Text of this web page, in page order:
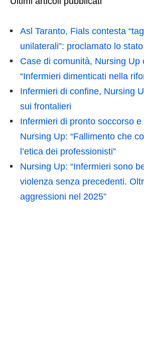
Asl Taranto, Fials contesta
unilaterali”: proclamato lo
Case di comunità, Nursing Up
“Infermieri dimenticati nella
Infermieri di confine, Nursing
sui frontalieri
Infermieri di pronto soccorso
Nursing Up: “Fallimento che
l’etica dei professionisti”
Nursing Up: “Infermieri sono
violenza senza precedenti.
aggressioni nel 2025”